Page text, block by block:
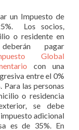
un Impuesto de
Los socios,
o residente en
pagar
Global
con una
entre el 0%
Para las personas
o residencia
se debe
adicional
es de 35%. En